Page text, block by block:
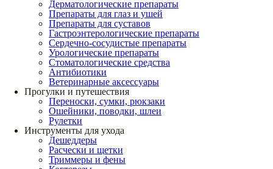
Дерматологические препараты
Препараты для глаз и ушей
Препараты для суставов
Гастроэнтерологические препараты
Сердечно-сосудистые препараты
Урологические препараты
Стоматологические средства
Антибиотики
Ветеринарные аксессуары
Прогулки и путешествия
Переноски, сумки, рюкзаки
Ошейники, поводки, шлеи
Рулетки
Инструменты для ухода
Дешеддеры
Расчески и щетки
Триммеры и фены